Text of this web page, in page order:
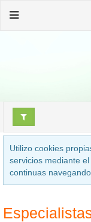
Utilizo cookies
servicios mediante
continuas